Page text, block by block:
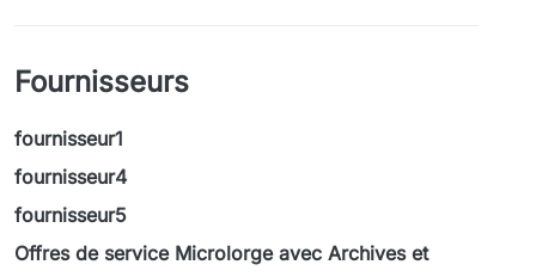
Fournisseurs
fournisseur1
fournisseur4
fournisseur5
Offres de service Microlorge avec Archives et